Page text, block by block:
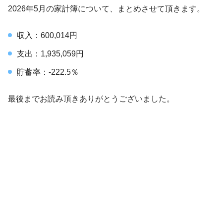
2026年5月の家計簿について、まとめさせて頂きます。
収入：600,014円
支出：1,935,059円
貯蓄率：-222.5％
最後までお読み頂きありがとうございました。